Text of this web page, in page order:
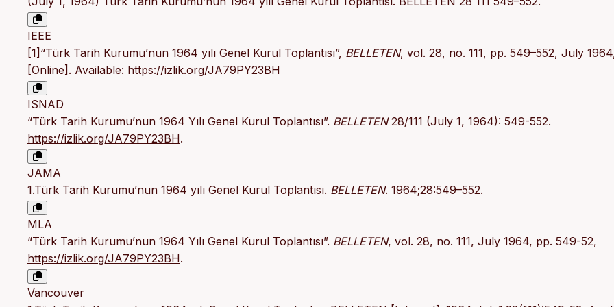
IEEE
[1]“Türk Tarih Kurumu’nun 1964 yılı Genel Kurul Toplantısı”, BELLETEN, vol. 28, no. 111, pp. 549–552, July
[Online]. Available: https://izlik.org/JA79PY23BH
ISNAD
“Türk Tarih Kurumu’nun 1964 Yılı Genel Kurul Toplantısı”. BELLETEN28/111 (July 1, 1964): 549-552.
https://izlik.org/JA79PY23BH.
JAMA
1.Türk Tarih Kurumu’nun 1964 yılı Genel Kurul Toplantısı. BELLETEN. 1964;28:549–552.
MLA
“Türk Tarih Kurumu’nun 1964 Yılı Genel Kurul Toplantısı”. BELLETEN, vol. 28, no. 111, July 1964, pp. 549-52,
https://izlik.org/JA79PY23BH.
Vancouver